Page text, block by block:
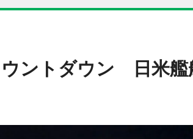
ントダウン 日米艦